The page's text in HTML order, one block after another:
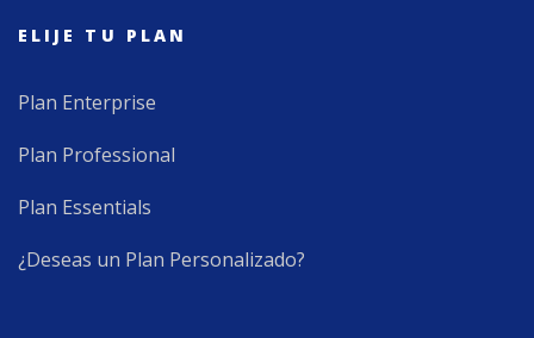
ELIJE TU PLAN
Plan Enterprise
Plan Professional
Plan Essentials
¿Deseas un Plan Personalizado?